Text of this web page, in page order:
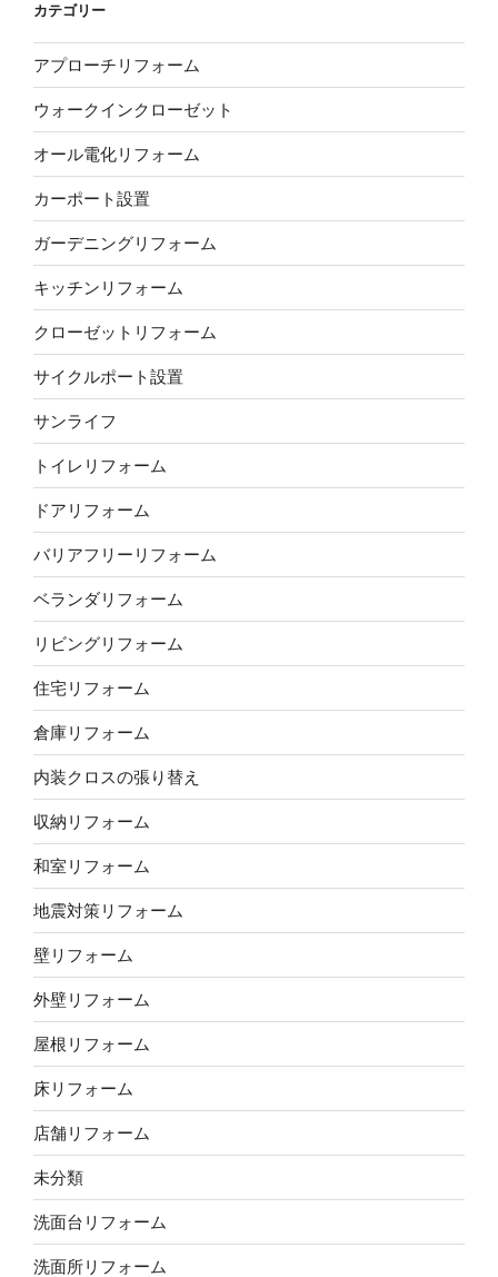
カテゴリー
アプローチリフォーム
ウォークインクローゼット
オール電化リフォーム
カーポート設置
ガーデニングリフォーム
キッチンリフォーム
クローゼットリフォーム
サイクルポート設置
サンライフ
トイレリフォーム
ドアリフォーム
バリアフリーリフォーム
ベランダリフォーム
リビングリフォーム
住宅リフォーム
倉庫リフォーム
内装クロスの張り替え
収納リフォーム
和室リフォーム
地震対策リフォーム
壁リフォーム
外壁リフォーム
屋根リフォーム
床リフォーム
店舗リフォーム
未分類
洗面台リフォーム
洗面所リフォーム